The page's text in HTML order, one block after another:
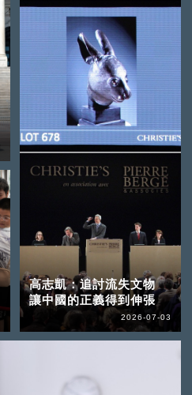
高志凱：追討流失文物
讓中國的正義得到伸張
2026-07-03